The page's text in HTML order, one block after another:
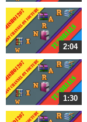
2:04
1:30